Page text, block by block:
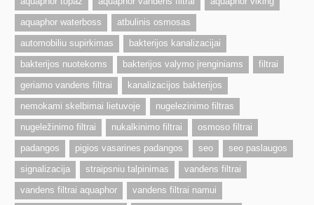
aquaphor waterboss
atbulinis osmosas
automobiliu supirkimas
bakterijos kanalizacijai
bakterijos nuotekoms
bakterijos valymo įrenginiams
filtrai
geriamo vandens filtrai
kanalizacijos bakterijos
nemokami skelbimai lietuvoje
nugelezinimo filtras
nugeležinimo filtrai
nukalkinimo filtrai
osmoso filtrai
padangos
pigios vasarines padangos seo
seo paslaugos
signalizacija
straipsniu talpinimas
vandens filtrai
vandens filtrai aquaphor
vandens filtrai namui